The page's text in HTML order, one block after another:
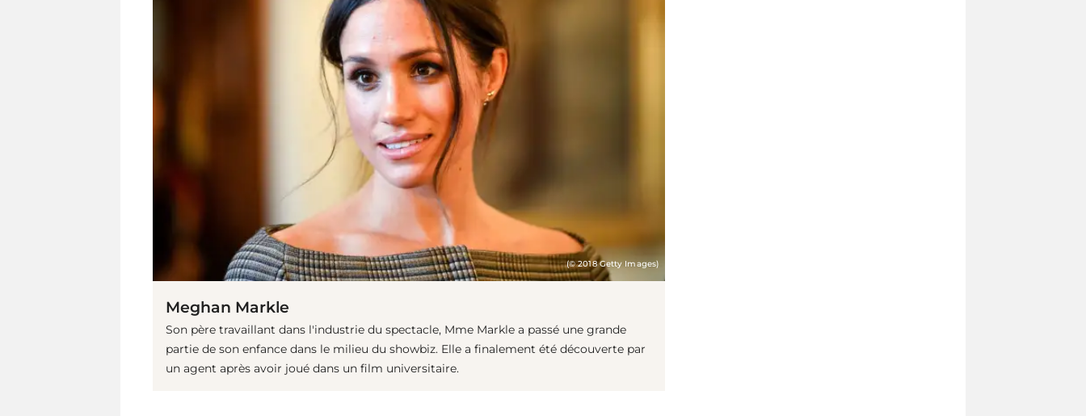
(© 2018 Getty Images)
Meghan Markle
Son père travaillant dans l'industrie du spectacle, Mme Markle a passé une grande
partie de son enfance dans le milieu du showbiz. Elle a finalement été découverte par
un agent après avoir joué dans un film universitaire.